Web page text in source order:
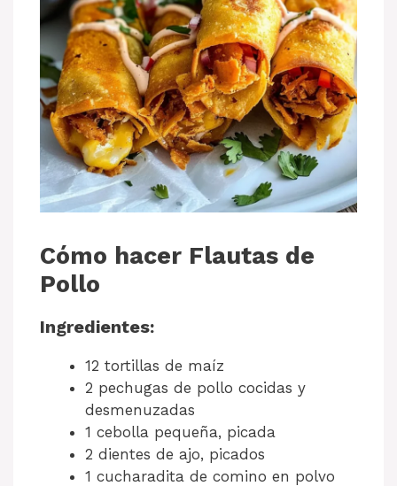
Cómo hacer Flautas de
Pollo
Ingredientes:
12 tortillas de maíz
2 pechugas de pollo cocidas y
desmenuzadas
1 cebolla pequeña, picada
2 dientes de ajo, picados
1 cucharadita de comino en polvo